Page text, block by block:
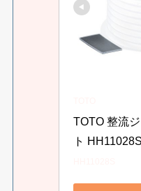
TOTO 整流
ト HH11028S